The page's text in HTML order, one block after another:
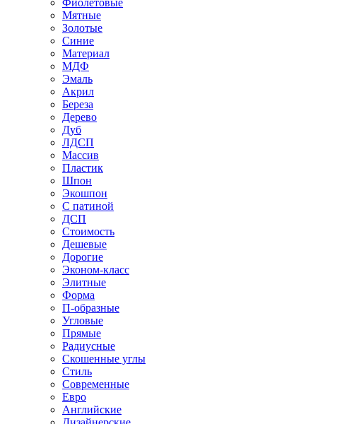
Мятные
Золотые
Синие
Материал
МДФ
Эмаль
Акрил
Береза
Дерево
Дуб
ЛДСП
Массив
Пластик
Шпон
Экошпон
С патиной
ДСП
Стоимость
Дешевые
Дорогие
Эконом-класс
Элитные
Форма
П-образные
Угловые
Прямые
Радиусные
Скошенные углы
Стиль
Современные
Евро
Английские